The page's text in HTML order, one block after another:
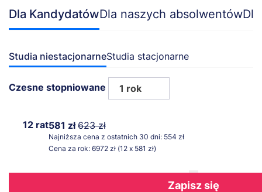
Dla KandydatówDla naszych absolwentów
Studia niestacjonarneStudia stacjonarne
Czesne stopniowane 1 rok
12 rat581 zł623 zł
Najniższa cena z ostatnich 30 dni: 554 zł
Cena za rok: 6972 zł (12 x 581 zł)
Zapisz się